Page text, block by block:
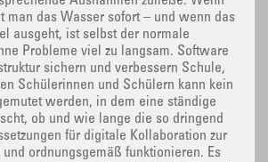
man das Wasser sofort – und wenn das
ausgeht, ist selbst der normale
Probleme viel zu langsam. Software
sichern und verbessern Schule,
Schülerinnen und Schülern kann kein
werden, in dem eine ständige
ob und wie lange die so dringend
für digitale Kollaboration zur
und ordnungsgemäß funktionieren. Es